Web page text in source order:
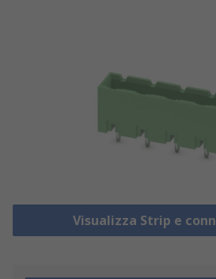
Visualizza Strip e